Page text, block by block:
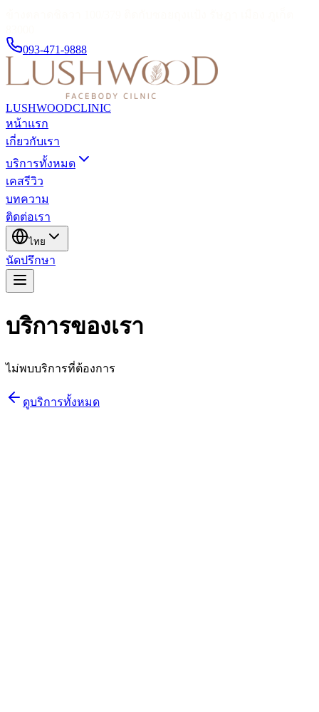
093-471-9888
LUSHWOODCLINIC
หน้าแรก
เกี่ยวกับเรา
บริการทั้งหมด
เคสรีวิว
บทความ
ติดต่อเรา
ไทย
นัดปรึกษา
บริการของเรา
ไม่พบบริการที่ต้องการ
ดูบริการทั้งหมด